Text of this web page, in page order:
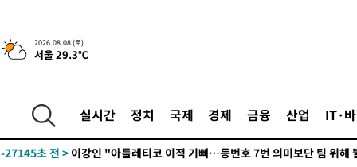
2026.08.08 (토)
서울 29.3℃
실시간 정치 국제 경제 금융 산업 IT·
6시간 전 >[속보]뉴욕증시 상승 마감…S&P 0.6% 나스닥 1.3%↑
한민수·김용 순
-28329초 전 >
[속보]김민석, 與 전대 당원투표 누적 득표율 45.42%로 1위…
청래 44.56%
-27611초 전 >
42.08%·宋 10.17%
-27145초 전 > 이강인 "아틀레티코 이적 기뻐…등번호 7번 의미보단 팀 위해